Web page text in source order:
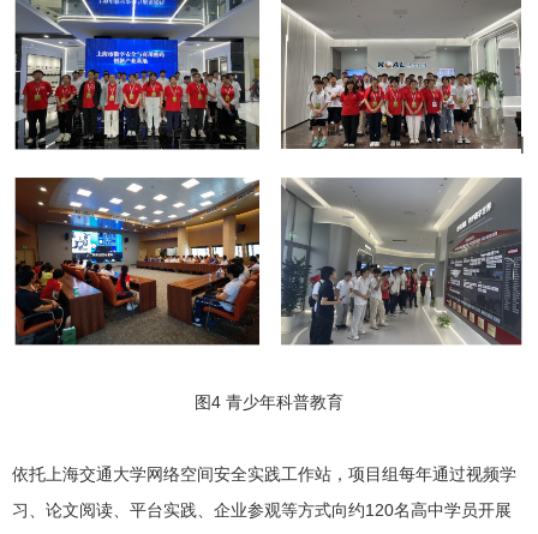
图4 青少年科普教育
依托上海交通大学网络空间安全实践工作站，项目组每年通过视频学
习、论文阅读、平台实践、企业参观等方式向约120名高中学员开展